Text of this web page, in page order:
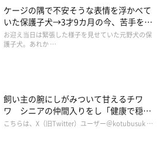
ケージの隅で不安そうな表情を浮かべて
いた保護子犬→3才9カ月の今、苦手を克
服し頼もしいコに成長！
お迎え当日は緊張した様子を見せていた元野犬の保
護子犬。あれか …
飼い主の腕にしがみついて甘えるチワ
ワ シニアの仲間入りをし「健康で穏や
かな暮らしが続いてほしい」と願う
こちらは、X（旧Twitter）ユーザー＠kotubusuk …